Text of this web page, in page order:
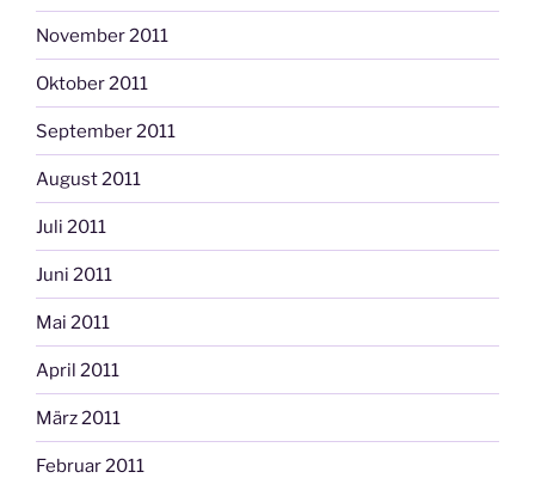
November 2011
Oktober 2011
September 2011
August 2011
Juli 2011
Juni 2011
Mai 2011
April 2011
März 2011
Februar 2011